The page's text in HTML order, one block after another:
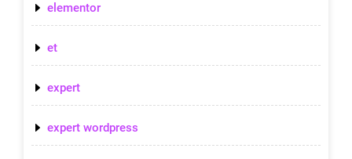
elementor
et
expert
expert wordpress